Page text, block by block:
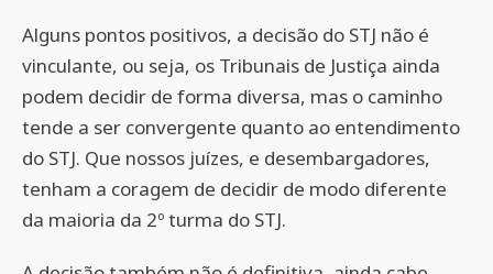
Alguns pontos positivos, a decisão do STJ não é
vinculante, ou seja, os Tribunais de Justiça ainda
podem decidir de forma diversa, mas o caminho
tende a ser convergente quanto ao entendimento
do STJ. Que nossos juízes, e desembargadores,
tenham a coragem de decidir de modo diferente
da maioria da 2º turma do STJ.